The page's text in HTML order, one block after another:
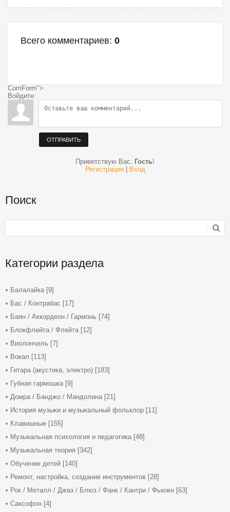
Всего комментариев: 0
ComForm">
Войдите:
ОТПРАВИТЬ
Приветствую Вас, Гость!
Регистрация| Вход
Поиск
Категории раздела
Балалайка [9]
Бас / Контрабас [17]
Баян / Аккордеон / Гармонь [74]
Блокфлейта / Флейта [12]
Виолончель [7]
Вокал [113]
Гитара (акустика, электро) [183]
Губная гармошка [9]
Домра / Банджо / Мандолина [21]
История музыки и музыкальный фольклор [11]
Клавишные [155]
Музыкальная психология и педагогика [48]
Музыкальная теория [342]
Обучение детей [140]
Ремонт, настройка, создание инструментов [28]
Рок / Металл / Джаз / Блюз / Фанк / Кантри / Фьюжн [63]
Саксофон [4]